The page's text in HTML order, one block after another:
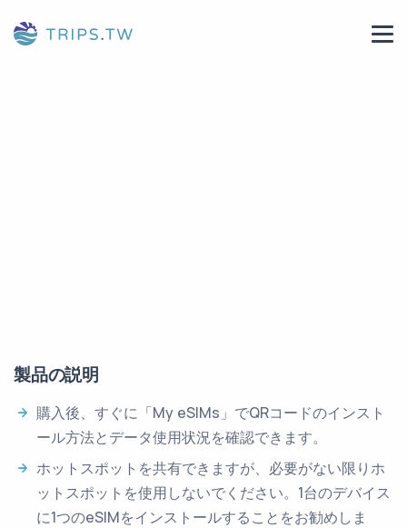
製品の説明
購入後、すぐに「My eSIMs」でQRコードのインスト
ール方法とデータ使用状況を確認できます。
ホットスポットを共有できますが、必要がない限りホ
ットスポットを使用しないでください。1台のデバイス
に1つのeSIMをインストールすることをお勧めしま